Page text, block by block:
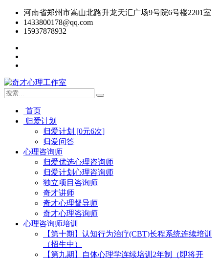
河南省郑州市嵩山北路升龙天汇广场9号院6号楼2201室
1433800178@qq.com
15937878932
首页
归爱计划
归爱计划 [0元6次]
归爱问答
心理咨询师
归爱优选心理咨询师
归爱计划心理咨询师
独立项目咨询师
奇才讲师
奇才心理督导师
奇才心理咨询师
心理咨询师培训
【第十期】认知行为治疗(CBT)长程系统连续培训
（招生中）
【第九期】自体心理学连续培训2年制（即将开